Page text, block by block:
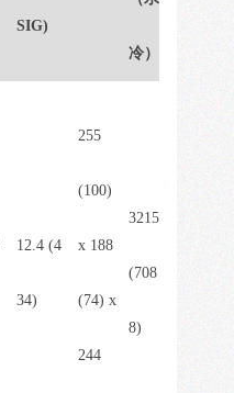
SIG)
冷）
12.4 (4
34)
255
(100)
x 188
(74) x
244
3215
(708
8)